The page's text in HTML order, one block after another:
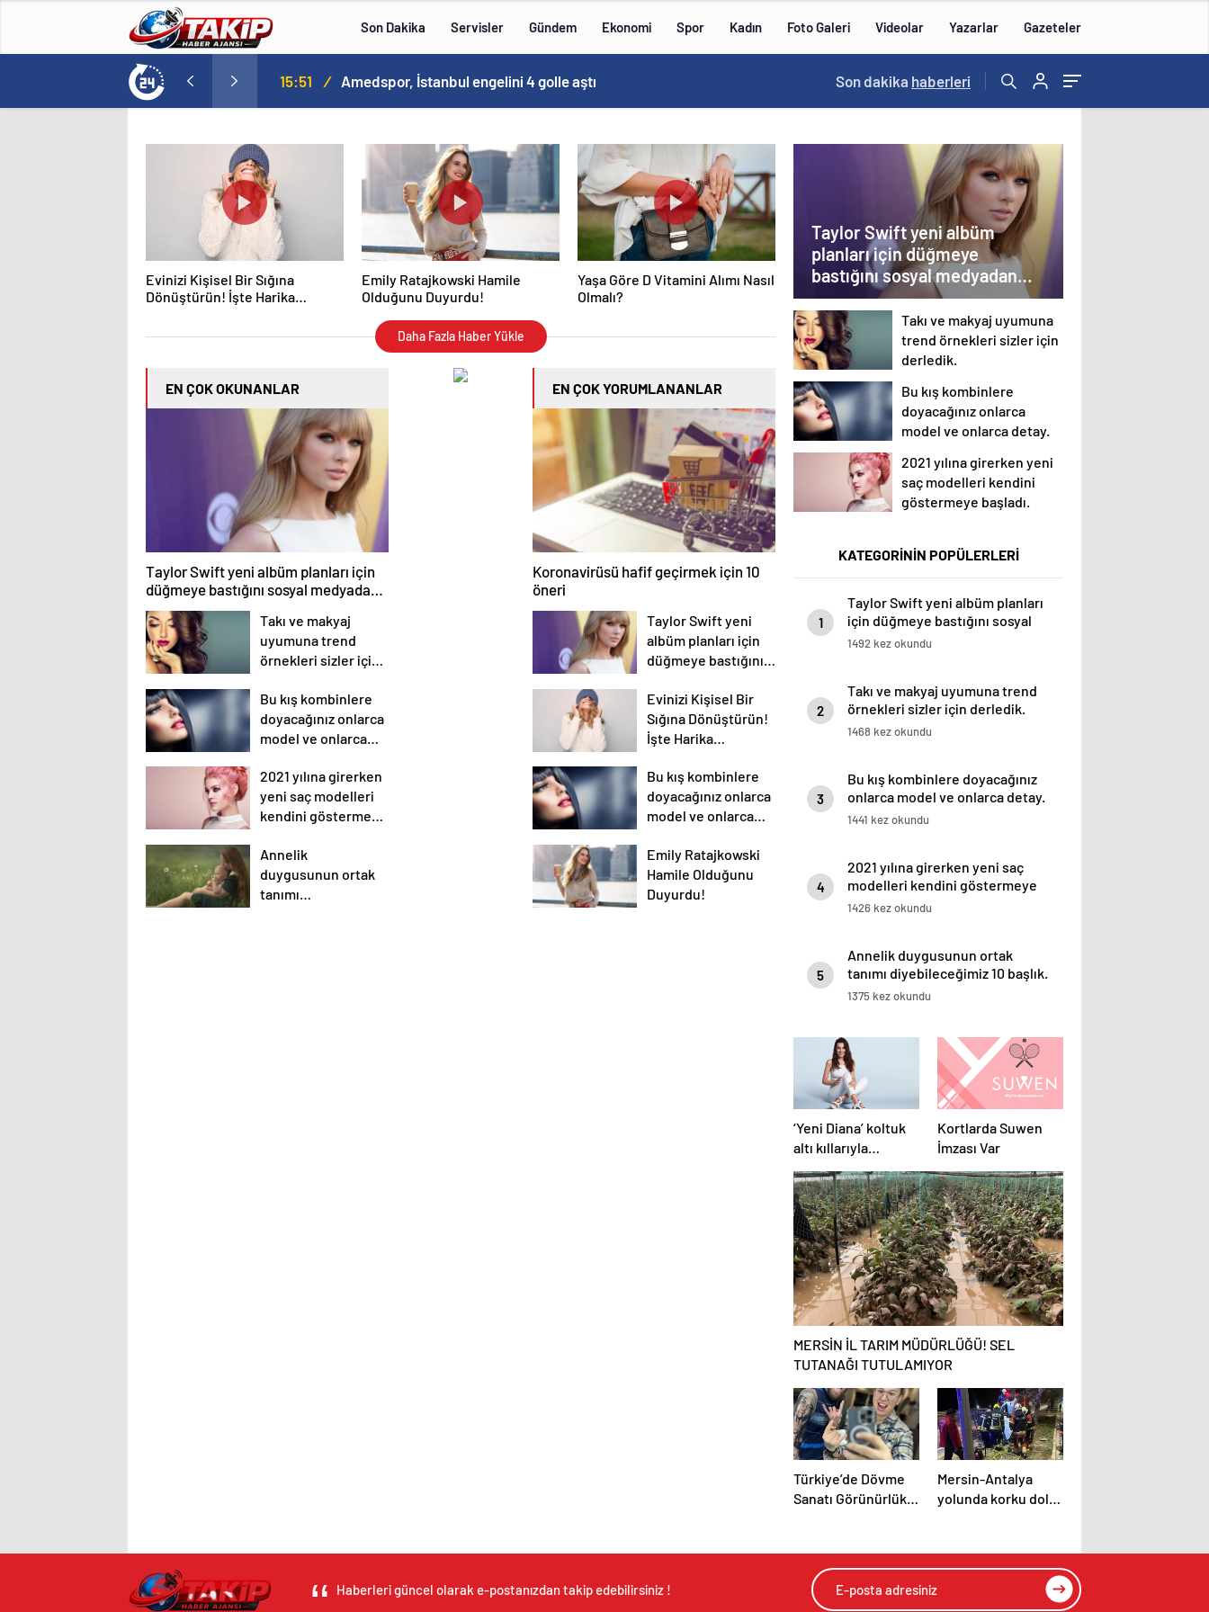
Son Dakika Servisler Gündem Ekonomi Spor Kadın Foto Galeri Videolar Yazarlar Gazeteler
15:51 / Amedspor, İstanbul engelini 4 golle aştı 13:00 /
Son dakika haberleri
Evinizi Kişisel Bir Sığına
Dönüştürün! İşte Harika
Emily Ratajkowski Hamile
Olduğunu Duyurdu!
Yaşa Göre D Vitamini Alımı Nasıl
Olmalı?
Daha Fazla Haber Yükle
EN ÇOK OKUNANLAR
Taylor Swift yeni albüm planları için
düğmeye bastığını sosyal medyadan
duyurdu!
Takı ve makyaj
uyumuna trend
örnekleri sizler için
Bu kış kombinlere
doyacağınız onlarca
model ve onlarca
2021 yılına girerken
yeni saç modelleri
kendini göstermeye
Annelik
duygusunun ortak
tanımı
EN ÇOK YORUMLANANLAR
Koronavirüsü hafif geçirmek için 10
öneri
Taylor Swift yeni
albüm planları için
düğmeye bastığını
duyurdu!
Evinizi Kişisel Bir
Sığına Dönüştürün!
İşte Harika
Bu kış kombinlere
doyacağınız onlarca
model ve onlarca
Emily Ratajkowski
Hamile Olduğunu
Duyurdu!
Taylor Swift yeni albüm
planları için düğmeye
bastığını sosyal medyadan
duyurdu!
Takı ve makyaj uyumuna
trend örnekleri sizler için
derledik.
Bu kış kombinlere
doyacağınız onlarca
model ve onlarca detay.
2021 yılına girerken yeni
saç modelleri kendini
göstermeye başladı.
KATEGORİNİN POPÜLERLERİ
1
Taylor Swift yeni albüm planları
için düğmeye bastığını sosyal
medyadan duyurdu!
1492 kez okundu
2
Takı ve makyaj uyumuna trend
örnekleri sizler için derledik.
1468 kez okundu
3
Bu kış kombinlere doyacağınız
onlarca model ve onlarca detay.
1441 kez okundu
4
2021 yılına girerken yeni saç
modelleri kendini göstermeye
başladı.
1426 kez okundu
5
Annelik duygusunun ortak
tanımı diyebileceğimiz 10 başlık.
1375 kez okundu
‘Yeni Diana’ koltuk
altı kıllarıyla
şaşırttı!
Kortlarda Suwen
İmzası Var
MERSİN İL TARIM MÜDÜRLÜĞÜ! SEL
TUTANAĞI TUTULAMIYOR
Türkiye’de Dövme
Sanatı Görünürlük
Aimurzin’in
Sinematik Realizmi
Mersin-Antalya
yolunda korku dolu
döndü
Haberleri güncel olarak e-postanızdan takip edebilirsiniz !